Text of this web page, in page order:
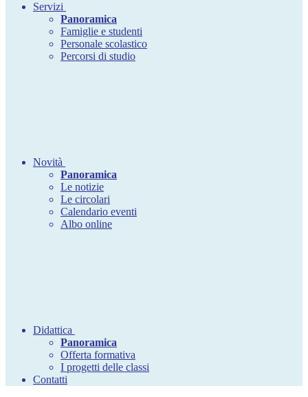
Servizi
Panoramica
Famiglie e studenti
Personale scolastico
Percorsi di studio
Novità
Panoramica
Le notizie
Le circolari
Calendario eventi
Albo online
Didattica
Panoramica
Offerta formativa
I progetti delle classi
Contatti